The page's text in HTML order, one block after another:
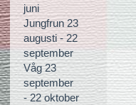
juni
Jungfrun 23
augusti - 22
september
Våg 23
september
- 22 oktober